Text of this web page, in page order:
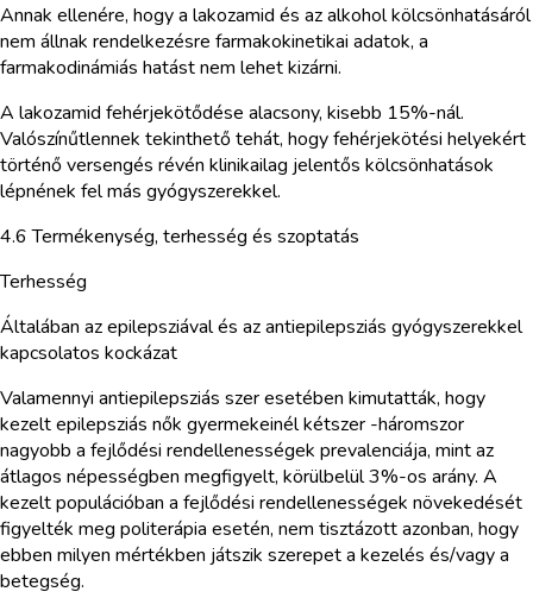
Annak ellenére, hogy a lakozamid és az alkohol kölcsönhatásáról
nem állnak rendelkezésre farmakokinetikai adatok, a
farmakodinámiás hatást nem lehet kizárni.
A lakozamid fehérjekötődése alacsony, kisebb 15%-nál.
Valószínűtlennek tekinthető tehát, hogy fehérjekötési helyekért
történő versengés révén klinikailag jelentős kölcsönhatások
lépnének fel más gyógyszerekkel.
4.6 Termékenység, terhesség és szoptatás
Terhesség
Általában az epilepsziával és az antiepilepsziás gyógyszerekkel
kapcsolatos kockázat
Valamennyi antiepilepsziás szer esetében kimutatták, hogy
kezelt epilepsziás nők gyermekeinél kétszer -háromszor
nagyobb a fejlődési rendellenességek prevalenciája, mint az
átlagos népességben megfigyelt, körülbelül 3%-os arány. A
kezelt populációban a fejlődési rendellenességek növekedését
figyelték meg politerápia esetén, nem tisztázott azonban, hogy
ebben milyen mértékben játszik szerepet a kezelés és/vagy a
betegség.